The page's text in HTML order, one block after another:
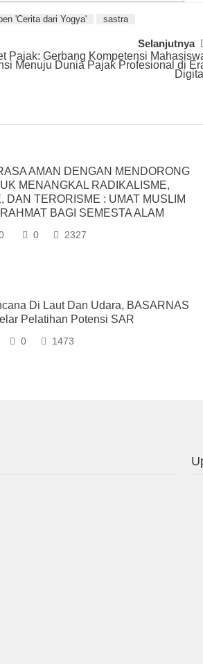
'Cerita dari Yogya' sastra
Selanjutnya
Pajak: Gerbang Kompetensi
Menuju Dunia Pajak Profesional di
Digital
AMAN DENGAN MENDORONG
MENANGKAL RADIKALISME,
DAN TERORISME : UMAT MUSLIM
BAGI SEMESTA ALAM
0 2327
Di Laut Dan Udara, BASARNAS
Pelatihan Potensi SAR
0 1473